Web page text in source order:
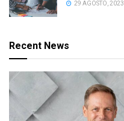
29 AGOSTO, 2023
Recent News